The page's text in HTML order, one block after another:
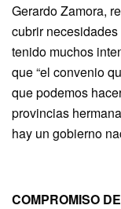
Gerardo Zamora,
cubrir
tenido muchos
que “el convenio
que podemos
provincias
hay un gobierno
COMPROMISO DE